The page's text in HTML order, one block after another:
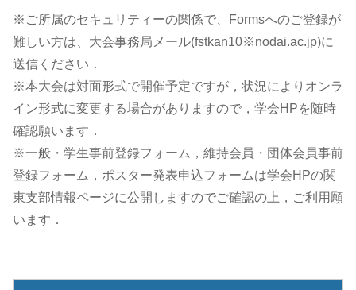
※ご所属のセキュリティーの関係で、Formsへのご登録が
難しい方は、大会事務局メール(fstkan10※nodai.ac.jp)に
送信ください．
※本大会は対面形式で開催予定ですが，状況によりオンラ
イン形式に変更する場合がありますので，学会HPを随時
確認願います．
※一般・学生事前登録フォーム，維持会員・団体会員事前
登録フォーム，ポスター発表申込フォームは学会HPの関
東支部情報ページに公開しますのでご確認の上，ご利用願
います．